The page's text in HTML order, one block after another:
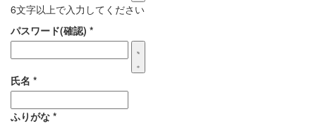
6文字以上で入力してください
パスワード(確認) *
氏名 *
ふりがな *